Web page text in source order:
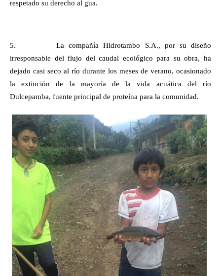
respetado su derecho al gua.
5.
La compañía Hidrotambo S.A., por su diseño
irresponsable del flujo del caudal ecológico para su obra, ha
dejado casi seco al río durante los meses de verano, ocasionado
la extinción de la mayoría de la vida acuática del río
Dulcepamba, fuente principal de proteína para la comunidad.